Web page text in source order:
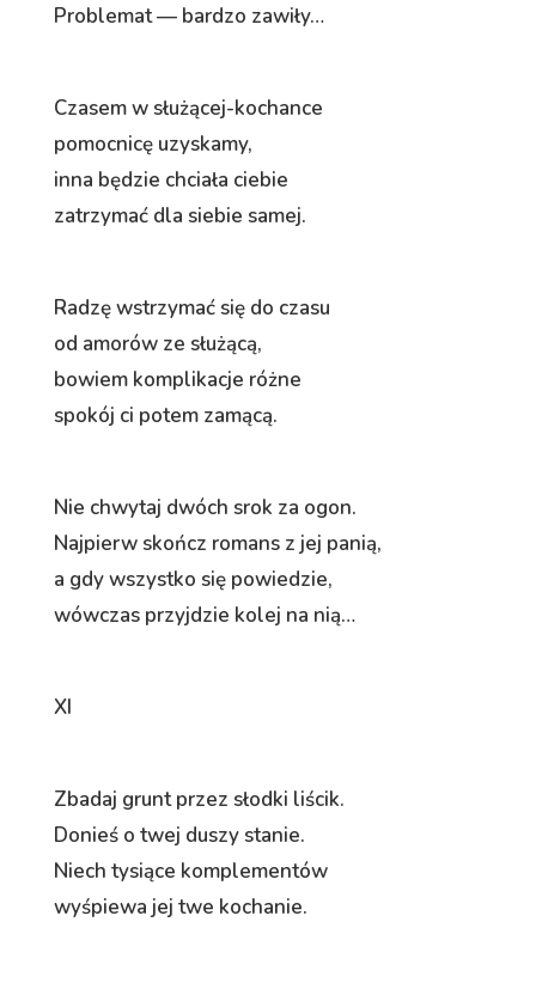
Problemat — bardzo zawiły…
Czasem w służącej-kochance
pomocnicę uzyskamy,
inna będzie chciała ciebie
zatrzymać dla siebie samej.
Radzę wstrzymać się do czasu
od amorów ze służącą,
bowiem komplikacje różne
spokój ci potem zamącą.
Nie chwytaj dwóch srok za ogon.
Najpierw skończ romans z jej panią,
a gdy wszystko się powiedzie,
wówczas przyjdzie kolej na nią…
XI
Zbadaj grunt przez słodki liścik.
Donieś o twej duszy stanie.
Niech tysiące komplementów
wyśpiewa jej twe kochanie.